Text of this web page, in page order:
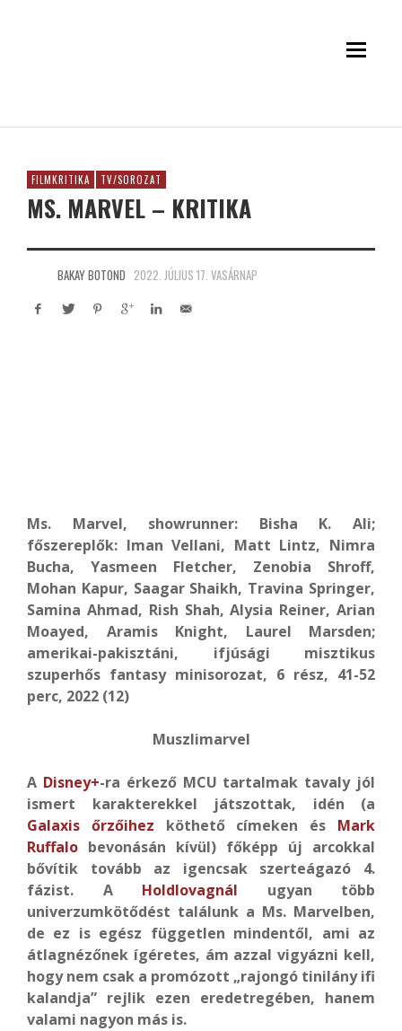
FILMKRITIKA TV/SOROZAT
MS. MARVEL – KRITIKA
BAKAY BOTOND 2022. JÚLIUS 17. VASÁRNAP
Ms. Marvel, showrunner: Bisha K. Ali;
főszereplők: Iman Vellani, Matt Lintz, Nimra
Bucha, Yasmeen Fletcher, Zenobia Shroff,
Mohan Kapur, Saagar Shaikh, Travina Springer,
Samina Ahmad, Rish Shah, Alysia Reiner, Arian
Moayed, Aramis Knight, Laurel Marsden;
amerikai-pakisztáni, ifjúsági misztikus
szuperhős fantasy minisorozat, 6 rész, 41-52
perc, 2022 (12)
Muszlimarvel
A Disney+-ra érkező MCU tartalmak tavaly jól
ismert karakterekkel játszottak, idén (a
Galaxis őrzőihez köthető címeken és Mark
Ruffalo bevonásán kívül) főképp új arcokkal
bővítik tovább az igencsak szerteágazó 4.
fázist. A Holdlovagnál ugyan több
univerzumkötődést találunk a Ms. Marvelben,
de ez is egész független mindentől, ami az
átlagnézőnek ígéretes, ám azzal vigyázni kell,
hogy nem csak a promózott „rajongó tinilány ifi
kalandja” rejlik ezen eredetregében, hanem
valami nagyon más is.